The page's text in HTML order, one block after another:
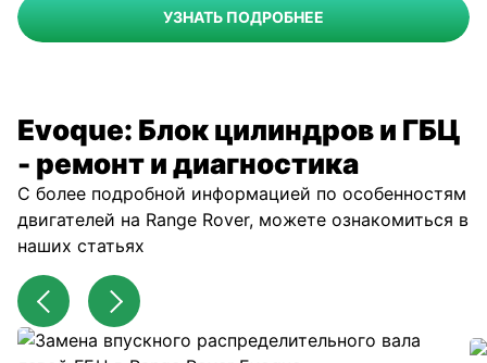
УЗНАТЬ ПОДРОБНЕЕ
Evoque: Блок цилиндров и ГБЦ
- ремонт и диагностика
С более подробной информацией по особенностям
двигателей на Range Rover, можете ознакомиться в
наших статьях